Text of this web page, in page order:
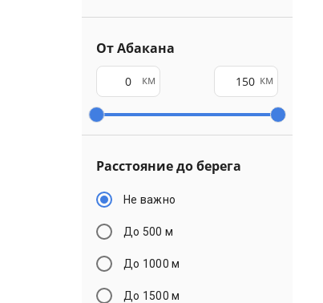
От Абакана
км км
Расстояние до берега
Не важно
До 500 м
До 1000 м
До 1500 м